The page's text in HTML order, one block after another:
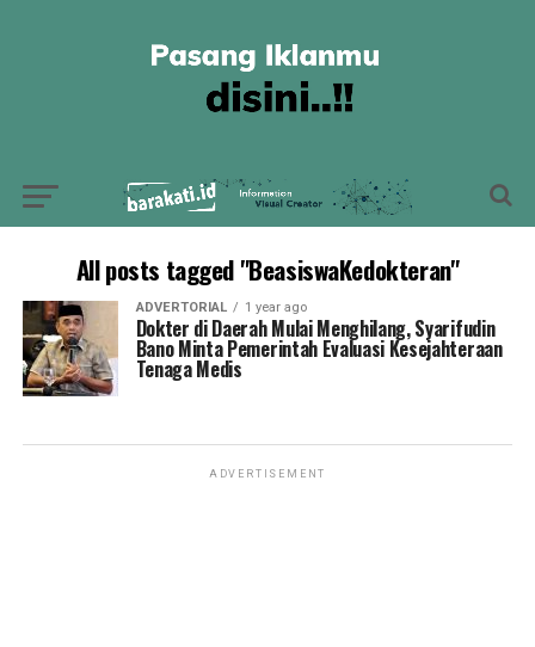
All posts tagged "BeasiswaKedokteran"
ADVERTORIAL 1 year ago
Dokter di Daerah Mulai Menghilang, Syarifudin
Bano Minta Pemerintah Evaluasi Kesejahteraan
Tenaga Medis
ADVERTISEMENT